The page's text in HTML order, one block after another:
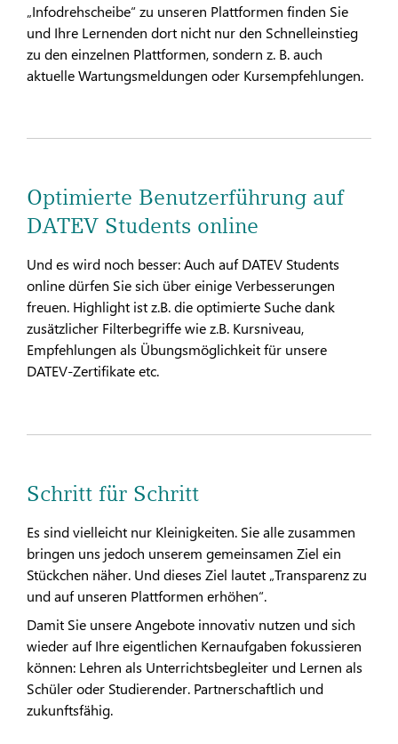
„Infodrehscheibe“ zu unseren Plattformen finden Sie
und Ihre Lernenden dort nicht nur den Schnelleinstieg
zu den einzelnen Plattformen, sondern z. B. auch
aktuelle Wartungsmeldungen oder Kursempfehlungen.
Optimierte Benutzerführung auf
DATEV Students online
Und es wird noch besser: Auch auf DATEV Students
online dürfen Sie sich über einige Verbesserungen
freuen. Highlight ist z.B. die optimierte Suche dank
zusätzlicher Filterbegriffe wie z.B. Kursniveau,
Empfehlungen als Übungsmöglichkeit für unsere
DATEV-Zertifikate etc.
Schritt für Schritt
Es sind vielleicht nur Kleinigkeiten. Sie alle zusammen
bringen uns jedoch unserem gemeinsamen Ziel ein
Stückchen näher. Und dieses Ziel lautet „Transparenz zu
und auf unseren Plattformen erhöhen“.
Damit Sie unsere Angebote innovativ nutzen und sich
wieder auf Ihre eigentlichen Kernaufgaben fokussieren
können: Lehren als Unterrichtsbegleiter und Lernen als
Schüler oder Studierender. Partnerschaftlich und
zukunftsfähig.